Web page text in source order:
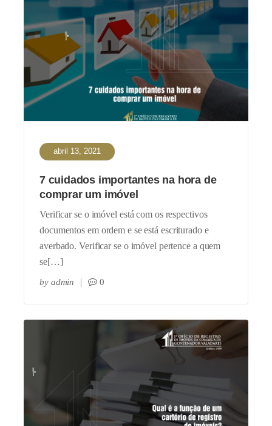
abril 13, 2021
7 cuidados importantes na hora de
comprar um imóvel
Verificar se o imóvel está com os respectivos
documentos em ordem e se está escriturado e
averbado. Verificar se o imóvel pertence a quem
se[…]
by admin 0